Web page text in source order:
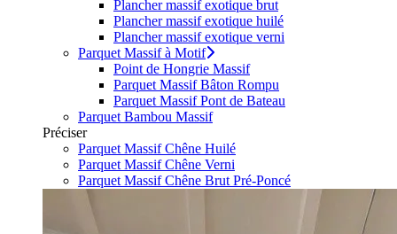
Plancher massif exotique brut
Plancher massif exotique huilé
Plancher massif exotique verni
Parquet Massif à Motif
Point de Hongrie Massif
Parquet Massif Bâton Rompu
Parquet Massif Pont de Bateau
Parquet Bambou Massif
Préciser
Parquet Massif Chêne Huilé
Parquet Massif Chêne Verni
Parquet Massif Chêne Brut Pré-Poncé